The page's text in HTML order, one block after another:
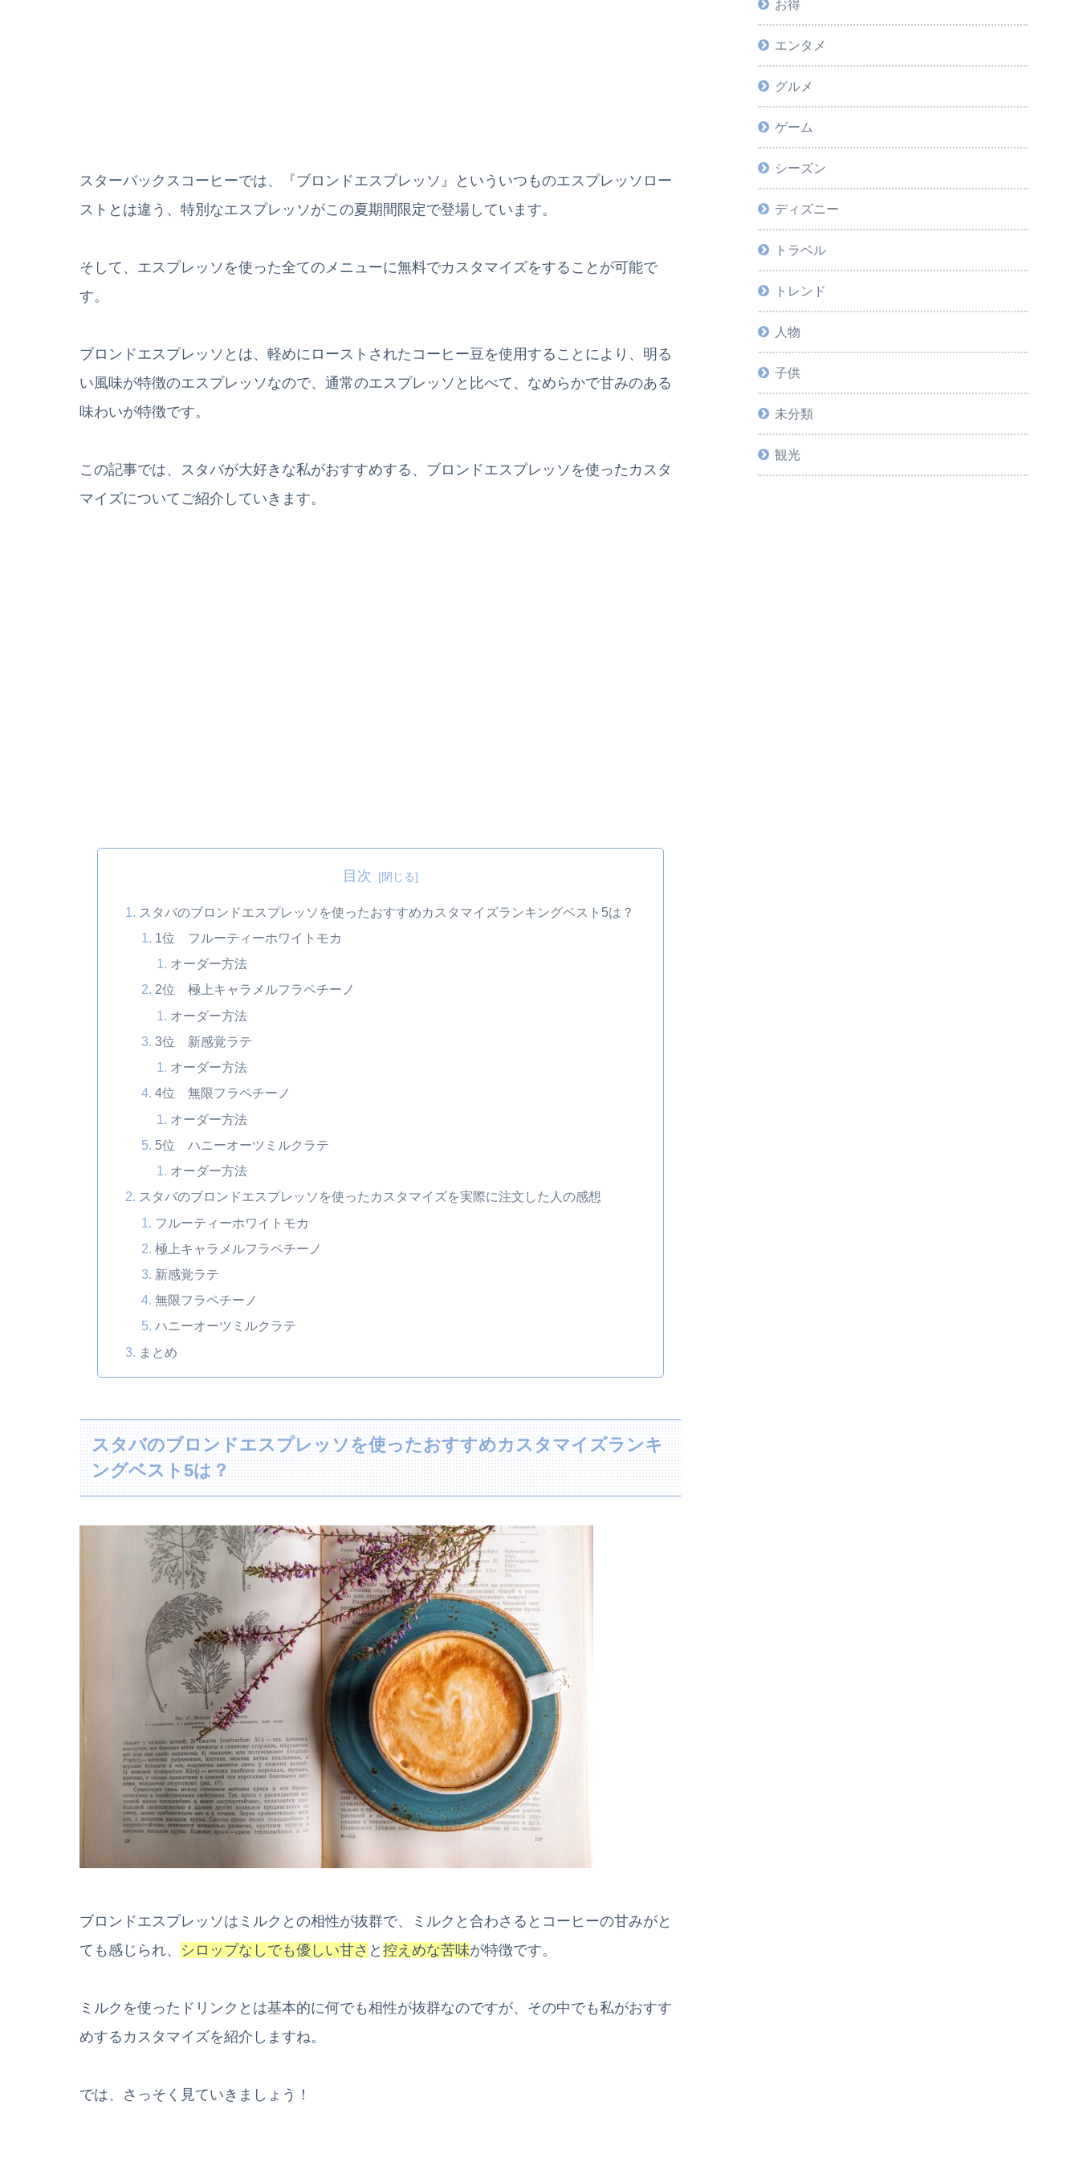
スターバックスコーヒーでは、『ブロンドエスプレッソ』といういつものエスプレッソロー
ストとは違う、特別なエスプレッソがこの夏期間限定で登場しています。
そして、エスプレッソを使った全てのメニューに無料でカスタマイズをすることが可能で
す。
ブロンドエスプレッソとは、軽めにローストされたコーヒー豆を使用することにより、明る
い風味が特徴のエスプレッソなので、通常のエスプレッソと比べて、なめらかで甘みのある
味わいが特徴です。
この記事では、スタバが大好きな私がおすすめする、ブロンドエスプレッソを使ったカスタ
マイズについてご紹介していきます。
目次
スタバのブロンドエスプレッソを使ったおすすめカスタマイズランキングベスト5は？
1位 フルーティーホワイトモカ
オーダー方法
2位 極上キャラメルフラペチーノ
オーダー方法
3位 新感覚ラテ
オーダー方法
4位 無限フラペチーノ
オーダー方法
5位 ハニーオーツミルクラテ
オーダー方法
スタバのブロンドエスプレッソを使ったカスタマイズを実際に注文した人の感想
フルーティーホワイトモカ
極上キャラメルフラペチーノ
新感覚ラテ
無限フラペチーノ
ハニーオーツミルクラテ
まとめ
スタバのブロンドエスプレッソを使ったおすすめカスタマイズランキ
ングベスト5は？
ブロンドエスプレッソはミルクとの相性が抜群で、ミルクと合わさるとコーヒーの甘みがと
ても感じられ、 シロップなしでも優しい甘さ と 控えめな苦味が特徴です。
ミルクを使ったドリンクとは基本的に何でも相性が抜群なのですが、その中でも私がおすす
めするカスタマイズを紹介しますね。
では、さっそく見ていきましょう！
お得
エンタメ
グルメ
ゲーム
シーズン
ディズニー
トラベル
トレンド
人物
子供
未分類
観光